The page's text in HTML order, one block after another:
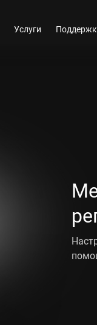
Услуги